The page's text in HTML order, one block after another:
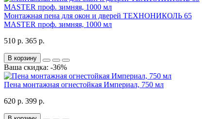
Монтажная пена для окон и дверей ТЕХНОНИКОЛЬ 65
MASTER проф. зимняя, 1000 мл
510 р. 365 р.
В корзину
Ваша скидка: -36%
Пена монтажная огнестойкая Империал, 750 мл
620 р. 399 р.